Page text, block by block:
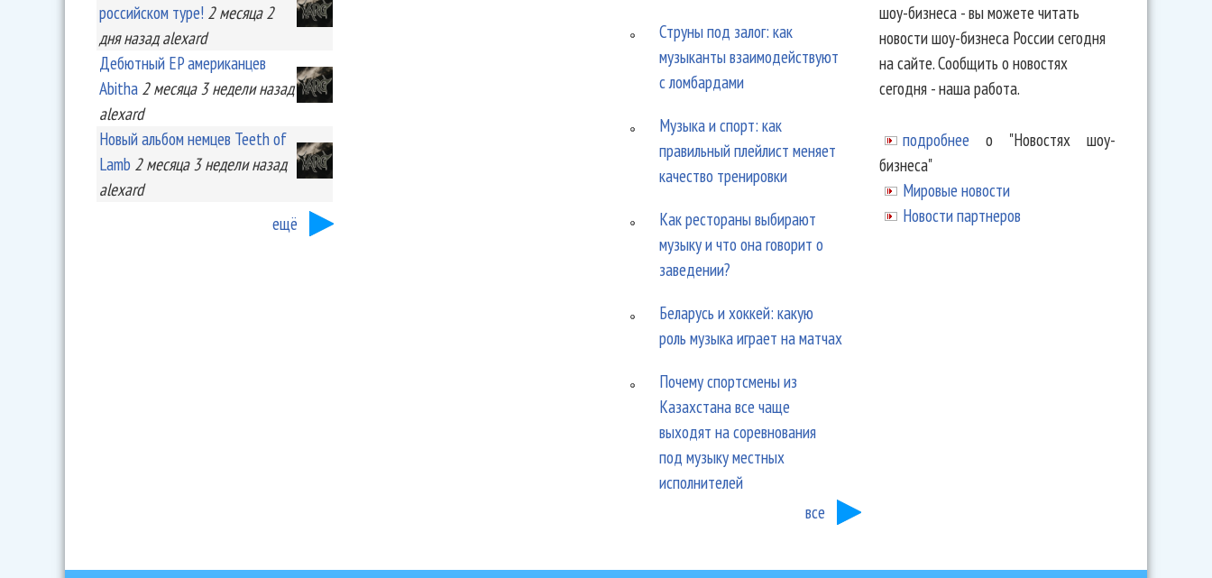
российском туре! 2 месяца 2
дняназад alexard
Дебютный EP американцев
Abitha 2 месяца 3 неделиназад
alexard
Новый альбом немцев Teeth of
Lamb 2 месяца 3 неделиназад
alexard
ещё
Струны под залог: как
музыканты взаимодействуют
с ломбардами
Музыка и спорт: как
правильный плейлист меняет
качество тренировки
Как рестораны выбирают
музыку и что она говорит о
заведении?
Беларусь и хоккей: какую
роль музыка играет на матчах
Почему спортсмены из
Казахстана все чаще
выходят на соревнования
под музыку местных
исполнителей
все
шоу-бизнеса - вы можете читать
новости шоу-бизнеса России сегодня
на сайте. Сообщить о новостях
сегодня - наша работа.
подробнее о "Новостях шоу-
бизнеса"
Мировые новости
Новости партнеров